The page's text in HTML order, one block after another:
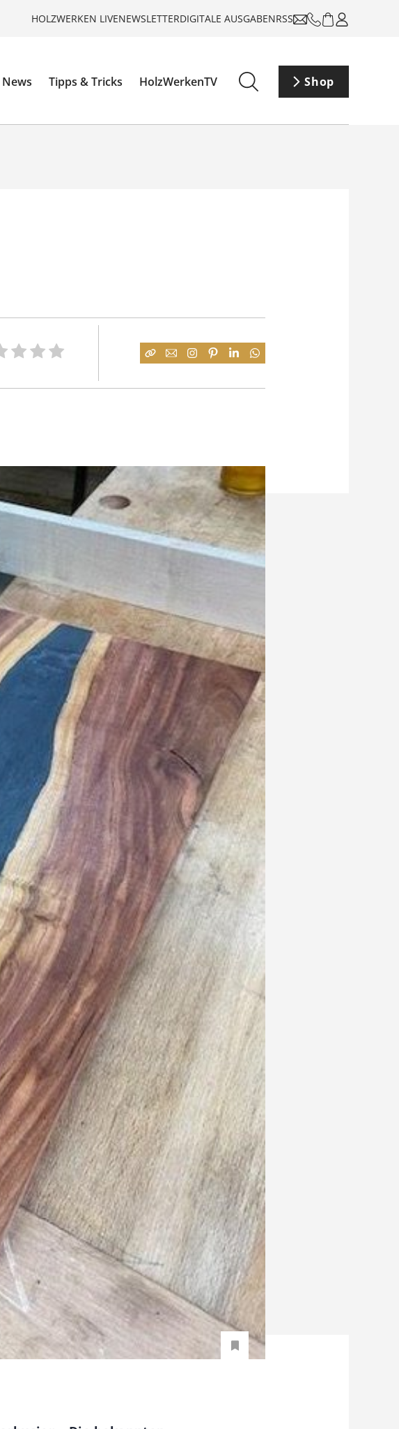
HOLZWERKEN LIVENEWSLETTERDIGITALE AUSGABENRSS
News Tipps & Tricks HolzWerkenTV Shop